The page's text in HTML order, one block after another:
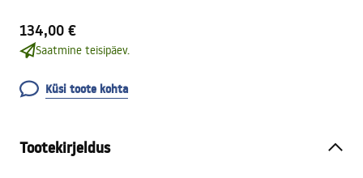
134,00 €
Saatmine teisipäev.
Küsi toote kohta
Tootekirjeldus